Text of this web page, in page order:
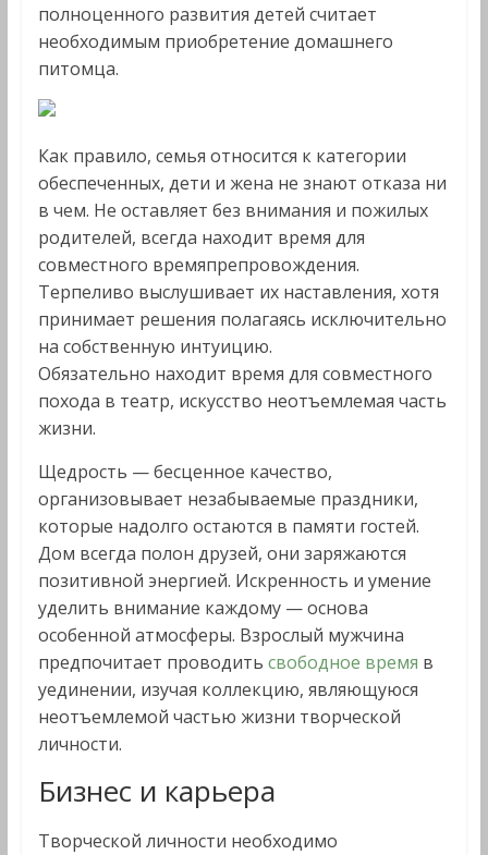
полноценного развития детей считает
необходимым приобретение домашнего
питомца.
Как правило, семья относится к категории
обеспеченных, дети и жена не знают отказа ни
в чем. Не оставляет без внимания и пожилых
родителей, всегда находит время для
совместного времяпрепровождения.
Терпеливо выслушивает их наставления, хотя
принимает решения полагаясь исключительно
на собственную интуицию.
Обязательно находит время для совместного
похода в театр, искусство неотъемлемая часть
жизни.
Щедрость — бесценное качество,
организовывает незабываемые праздники,
которые надолго остаются в памяти гостей.
Дом всегда полон друзей, они заряжаются
позитивной энергией. Искренность и умение
уделить внимание каждому — основа
особенной атмосферы. Взрослый мужчина
предпочитает проводить свободное время в
уединении, изучая коллекцию, являющуюся
неотъемлемой частью жизни творческой
личности.
Бизнес и карьера
Творческой личности необходимо